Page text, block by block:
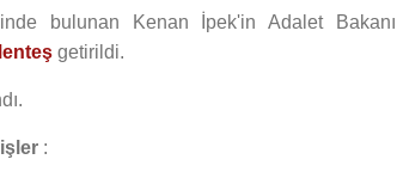
bulunan Kenan İpek'in Adalet Bakanı
getirildi.
: